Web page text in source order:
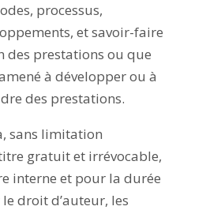
processus,
et savoir-faire
des prestations ou que
à développer ou à
des prestations.
sans limitation
gratuit et irrévocable,
interne et pour la durée
droit d’auteur, les